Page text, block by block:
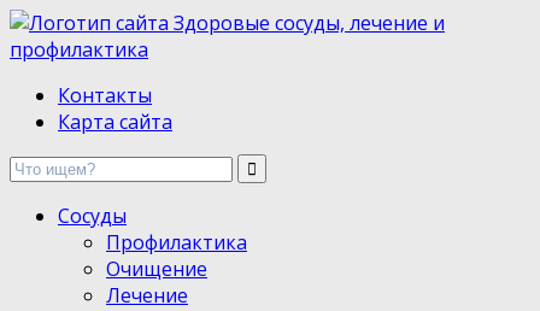
Здоровые сосуды, лечение и профилактика
Контакты
Карта сайта
Сосуды
Профилактика
Очищение
Лечение